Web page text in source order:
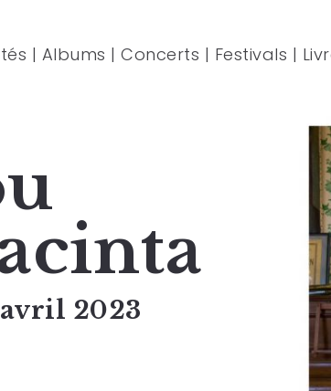
| Albums | Concerts | Festivals |
2023